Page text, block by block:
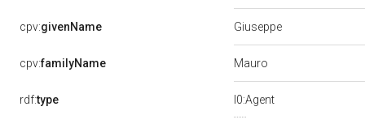
cpv:givenName Giuseppe
cpv:familyName Mauro
rdf:type l0:Agent